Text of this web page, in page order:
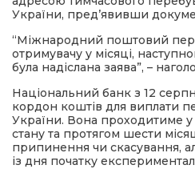
України, пред’явивши
“Міжнародний поштовий
отримувачу у місяці,
була надіслана заява”, –
Національний банк з 12
кордон коштів для виплати
України. Вона проходитиме у
стану та протягом шести
припинення чи скасування,
із дня початку